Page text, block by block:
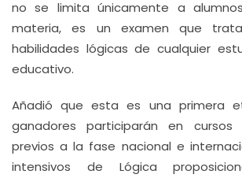
no se limita únicamente a
materia, es un examen que
habilidades lógicas de cualquier
educativo.
Añadió que esta es una primera
ganadores participarán en cursos
previos a la fase nacional e
intensivos de Lógica